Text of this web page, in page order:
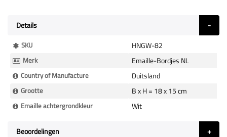
Details
Meer
Informatie
SKU HNGW-82
Merk Emaille-Bordjes NL
Country of Manufacture Duitsland
Grootte B x H = 18 x 15 cm
Emaille achtergrondkleur Wit
Beoordelingen